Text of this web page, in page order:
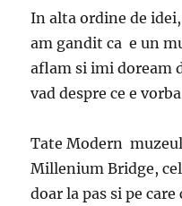
In alta ordine de
am gandit ca e un
aflam si imi doream
vad despre ce e
Tate Modern
Millenium Bridge,
doar la pas si pe